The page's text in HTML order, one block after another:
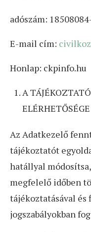
adószám:
E-mail cím:
Honlap: ckpinfo.hu
A
ELÉRHETŐSÉGE
Az Adatkezelő
tájékoztatót
hatállyal
megfelelő időben
tájékoztatásával
jogszabályokban